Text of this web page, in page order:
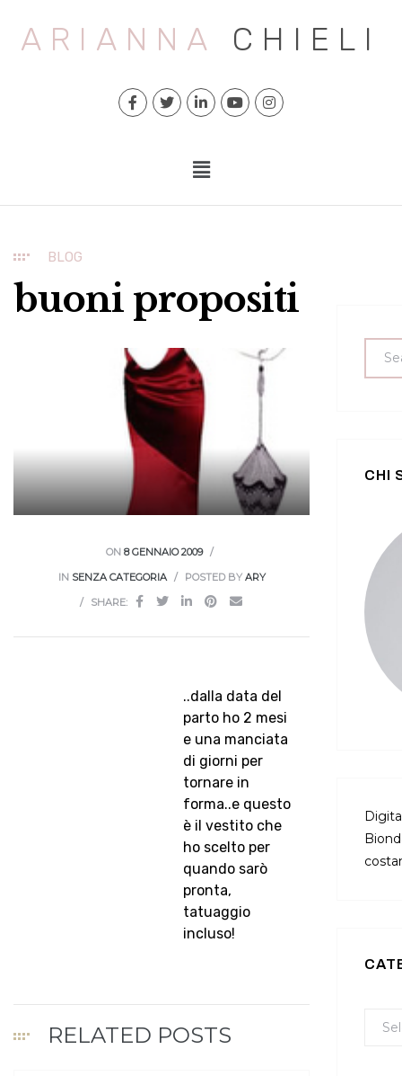
ARIANNA CHIELI
BLOG
buoni propositi
ON 8 GENNAIO 2009
IN SENZA CATEGORIA POSTED BY ARY
SHARE:
..dalla data del
parto ho 2 mesi
e una manciata
di giorni per
tornare in
forma..e questo
è il vestito che
ho scelto per
quando sarò
pronta,
tatuaggio
incluso!
RELATED POSTS
CHI